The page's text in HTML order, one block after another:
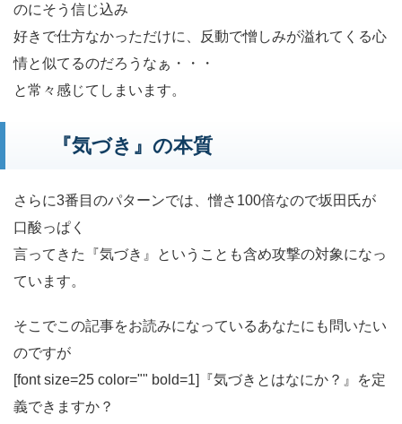
のにそう信じ込み
好きで仕方なかっただけに、反動で憎しみが溢れてくる心
情と似てるのだろうなぁ・・・
と常々感じてしまいます。
『気づき』の本質
さらに3番目のパターンでは、憎さ100倍なので坂田氏が
口酸っぱく
言ってきた『気づき』ということも含め攻撃の対象になっ
ています。
そこでこの記事をお読みになっているあなたにも問いたい
のですが
[font size=25 color="" bold=1]『気づきとはなにか？』を定
義できますか？